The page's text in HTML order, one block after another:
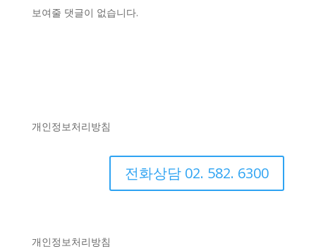
보여줄 댓글이 없습니다.
개인정보처리방침
전화상담 02. 582. 6300
개인정보처리방침